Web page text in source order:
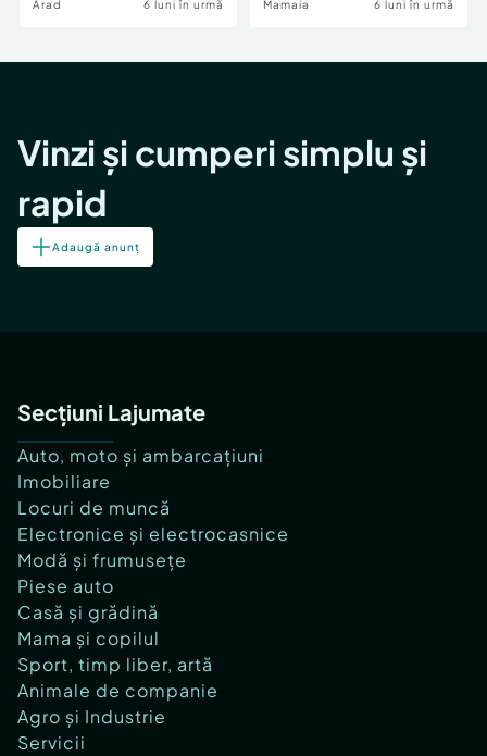
Arad 6 luni în urmă Mamaia 6 luni în urmă
Vinzi și cumperi simplu și
rapid
Adaugă anunț
Secțiuni Lajumate
Auto, moto și ambarcațiuni
Imobiliare
Locuri de muncă
Electronice și electrocasnice
Modă și frumusețe
Piese auto
Casă și grădină
Mama și copilul
Sport, timp liber, artă
Animale de companie
Agro și Industrie
Servicii